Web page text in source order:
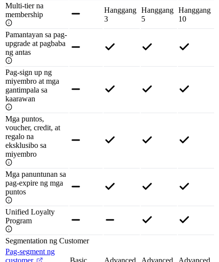
Multi-tier na
membership
Hanggang
3
Hanggang
5
Hanggang
10
Pamantayan sa pag-
upgrade at pagbaba
ng antas
Pag-sign up ng
miyembro at mga
gantimpala sa
kaarawan
Mga puntos,
voucher, credit, at
regalo na
eksklusibo sa
miyembro
Mga panuntunan sa
pag-expire ng mga
puntos
Unified Loyalty
Program
Segmentation ng Customer
Pag-segment ng